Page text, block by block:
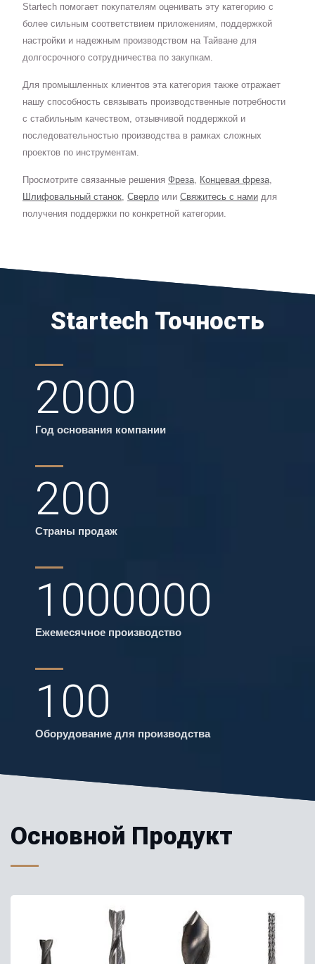
Startech помогает покупателям оценивать эту категорию с
более сильным соответствием приложениям, поддержкой
настройки и надежным производством на Тайване для
долгосрочного сотрудничества по закупкам.
Для промышленных клиентов эта категория также отражает
нашу способность связывать производственные потребности
с стабильным качеством, отзывчивой поддержкой и
последовательностью производства в рамках сложных
проектов по инструментам.
Просмотрите связанные решения Фреза Концевая фреза
Шлифовальный станок Сверло или Свяжитесь с нами для
получения поддержки по конкретной категории.
Startech Точность
2000
Год основания компании
200
Страны продаж
1000000
Ежемесячное производство
100
Оборудование для производства
Основной Продукт